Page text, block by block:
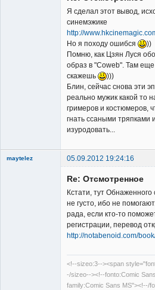
Я сделал этот вывод,
синемэжике
http://
Но я походу ошибся
))
Помню, как Цзян Луся
образ в "Coweb". Там
скажешь
)))
Блин, сейчас снова эти
реально мужик какой то
гримеров и костюмеров,
гнать ссаными тряпками
изуродовать...
maytelez 05.09.2012 19:24:16
Re: Отсмотренное
Кстати, тут
не густо, ибо не
рада, если кто-то
регистрации, перевод
http://notabenoid.com/
<!--sizeo:3--><span
-/sizeo--><!--fonto:Comic
family:Comic Sans MS"><!--/